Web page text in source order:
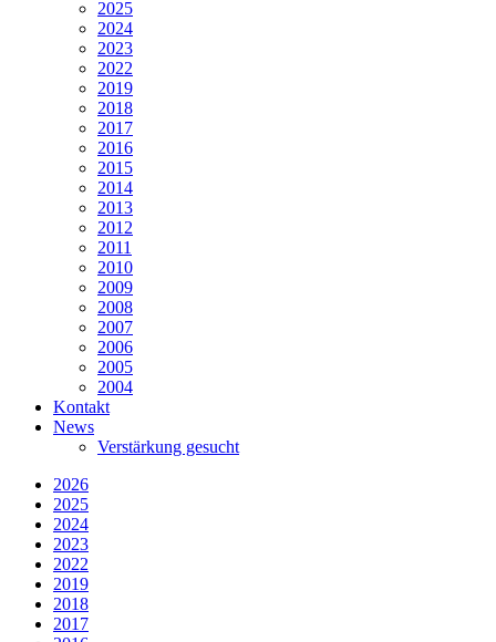
2025
2024
2023
2022
2019
2018
2017
2016
2015
2014
2013
2012
2011
2010
2009
2008
2007
2006
2005
2004
Kontakt
News
Verstärkung gesucht
2026
2025
2024
2023
2022
2019
2018
2017